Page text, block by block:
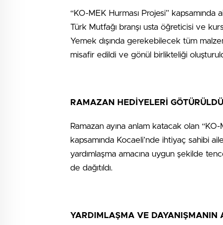
“KO-MEK Hurması Projesi”
Türk Mutfağı branşı usta öğreticisi ve
Yemek dışında gerekebilecek tüm
misafir edildi ve gönül birlikteliği
RAMAZAN HEDİYELERİ GÖTÜRÜLDÜ
Ramazan ayına anlam katacak olan “KO-
kapsamında Kocaeli’nde ihtiyaç sahibi
yardımlaşma amacına uygun şekilde
de dağıtıldı.
YARDIMLAŞMA VE DAYANIŞMANIN